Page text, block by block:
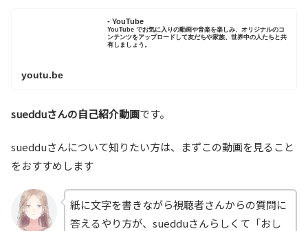
- YouTube
YouTube でお気に入りの動画や音楽を楽しみ、オリジナルのコ
ンテンツをアップロードして友だちや家族、世界中の人たちと共
有しましょう。
youtu.be
suedduさんの自己紹介動画です。
suedduさんについて知りたい方は、まずこの動画を見ること
をおすすめします
紙に文字を書きながら視聴者さんからの質問に
答えるやり方が、suedduさんらしくて「おし